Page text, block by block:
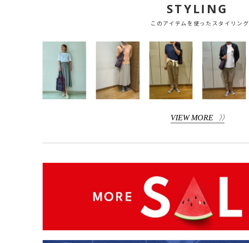
STYLING
このアイテムを使ったスタイリング
VIEW MORE